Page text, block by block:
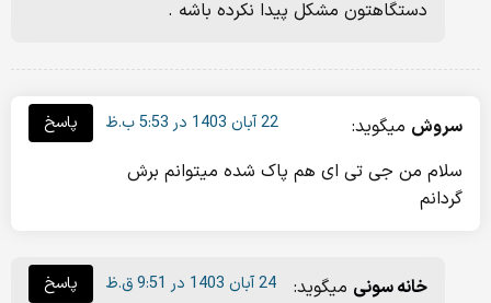
دستگاهتون مشکل پیدا نکرده باشه .
سروش میگوید:
سلام من جی تی ای هم پاک شده میتوانم برش
گردانم
22 آبان 1403 در 5:53 ب.ظ پاسخ
خانه سونی میگوید:
24 آبان 1403 در 9:51 ق.ظ پاسخ